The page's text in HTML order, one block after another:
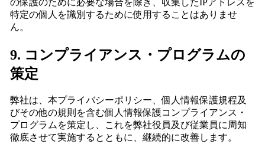
特定の個人を識別するために使用することはありませ
ん。
9. コンプライアンス・プログラムの
策定
弊社は、本プライバシーポリシー、個人情報保護規程及
びその他の規則を含む個人情報保護コンプライアンス・
プログラムを策定し、これを弊社役員及び従業員に周知
徹底させて実施するとともに、継続的に改善します。